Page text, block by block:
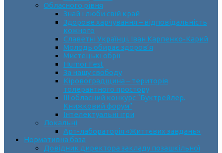
Обласного рівня
Знай і люби свій край
Здорове харчування – відповідальність
кожного
Славетні Українці. Іван Карпенко-Карий
Молодь обирає здоров’я
Мистецькі обрії
Humor Fest
За нашу свободу
Кіровоградщина – територія
толерантного простору
ІII обласний конкурс “Буктрейлер.
Книжковий форум”
Інтелектуальні ігри
Локальні
Арт-лабораторія «Життєвих завдань»
Нормативна база
Довідник директора закладу позашкільної